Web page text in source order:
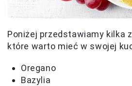
Poniżej przedstawiamy kilka
które warto mieć w swojej
Oregano
Bazylia